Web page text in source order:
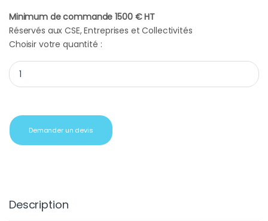
Minimum de commande 1500 € HT
Réservés aux CSE, Entreprises et Collectivités
Choisir votre quantité :
Coffret Yankee candle 3 photophores quantity
Demander un devis
Description